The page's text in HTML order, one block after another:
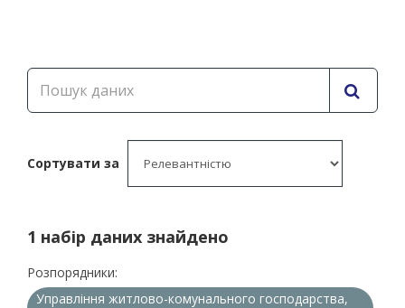
Сортувати за
1 набір даних знайдено
Розпорядники:
Управління житлово-комунального господарства,